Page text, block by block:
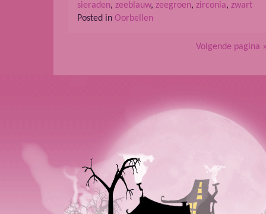
sieraden, zeeblauw, zeegroen, zirconia, zwart
Posted in Oorbellen
Volgende pagina